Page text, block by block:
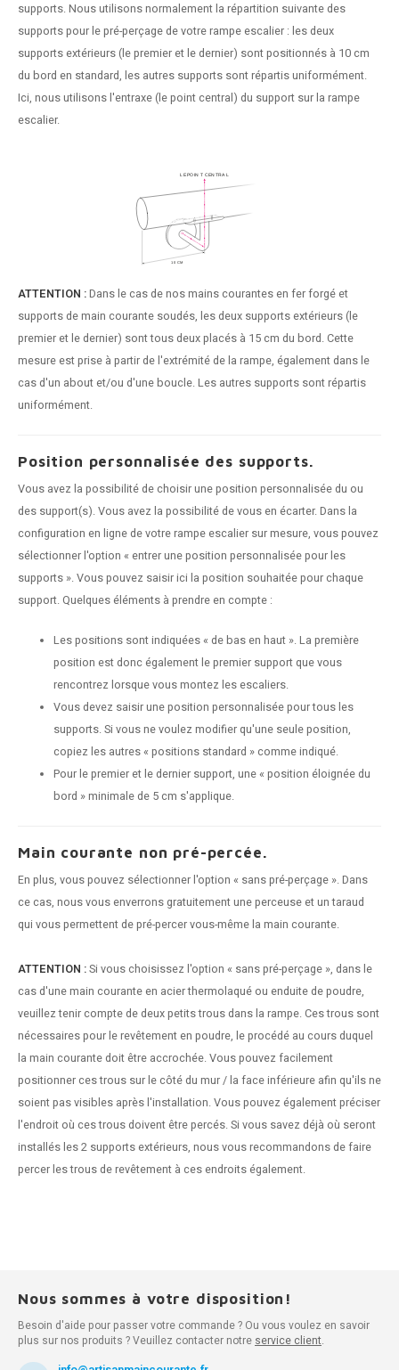
supports. Nous utilisons normalement la répartition suivante des
supports pour le pré-perçage de votre rampe escalier : les deux
supports extérieurs (le premier et le dernier) sont positionnés à 10 cm
du bord en standard, les autres supports sont répartis uniformément.
Ici, nous utilisons l'entraxe (le point central) du support sur la rampe
escalier.
ATTENTION :Dans le cas de nos mains courantes en fer forgé et
supports de main courante soudés, les deux supports extérieurs (le
premier et le dernier) sont tous deux placés à 15 cm du bord. Cette
mesure est prise à partir de l'extrémité de la rampe, également dans le
cas d'un about et/ou d'une boucle. Les autres supports sont répartis
uniformément.
Position personnalisée des supports.
Vous avez la possibilité de choisir une position personnalisée du ou
des support(s). Vous avez la possibilité de vous en écarter. Dans la
configuration en ligne de votre rampe escalier sur mesure, vous pouvez
sélectionner l'option « entrer une position personnalisée pour les
supports ». Vous pouvez saisir ici la position souhaitée pour chaque
support. Quelques éléments à prendre en compte :
Les positions sont indiquées « de bas en haut ». La première
position est donc également le premier support que vous
rencontrez lorsque vous montez les escaliers.
Vous devez saisir une position personnalisée pour tous les
supports. Si vous ne voulez modifier qu'une seule position,
copiez les autres « positions standard » comme indiqué.
Pour le premier et le dernier support, une « position éloignée du
bord » minimale de 5 cm s'applique.
Main courante non pré-percée.
En plus, vous pouvez sélectionner l'option « sans pré-perçage ». Dans
ce cas, nous vous enverrons gratuitement une perceuse et un taraud
qui vous permettent de pré-percer vous-même la main courante.
ATTENTION :Si vous choisissez l'option « sans pré-perçage », dans le
cas d'une main courante en acier thermolaqué ou enduite de poudre,
veuillez tenir compte de deux petits trous dans la rampe. Ces trous sont
nécessaires pour le revêtement en poudre, le procédé au cours duquel
la main courante doit être accrochée. Vous pouvez facilement
positionner ces trous sur le côté du mur / la face inférieure afin qu'ils ne
soient pas visibles après l'installation. Vous pouvez également préciser
l'endroit où ces trous doivent être percés. Si vous savez déjà où seront
installés les 2 supports extérieurs, nous vous recommandons de faire
percer les trous de revêtement à ces endroits également.
Nous sommes à votre disposition!
Besoin d'aide pour passer votre commande ? Ou vous voulez en savoir
plus sur nos produits ? Veuillez contacter notre service client.